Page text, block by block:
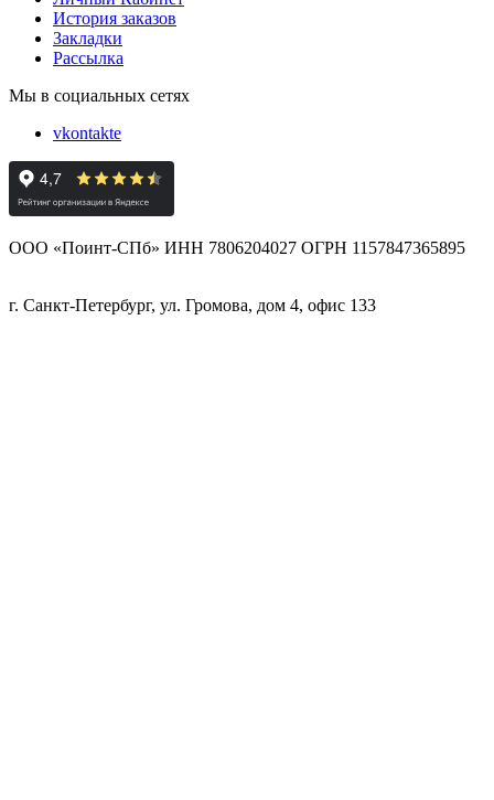
История заказов
Закладки
Рассылка
Мы в социальных сетях
vkontakte
ООО «Поинт-СПб» ИНН 7806204027 ОГРН 1157847365895
г. Санкт-Петербург, ул. Громова, дом 4, офис 133